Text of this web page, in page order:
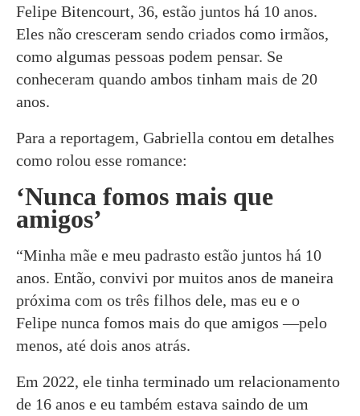
Felipe Bitencourt, 36, estão juntos há 10 anos.
Eles não cresceram sendo criados como irmãos,
como algumas pessoas podem pensar. Se
conheceram quando ambos tinham mais de 20
anos.
Para a reportagem, Gabriella contou em detalhes
como rolou esse romance:
‘Nunca fomos mais que
amigos’
“Minha mãe e meu padrasto estão juntos há 10
anos. Então, convivi por muitos anos de maneira
próxima com os três filhos dele, mas eu e o
Felipe nunca fomos mais do que amigos —pelo
menos, até dois anos atrás.
Em 2022, ele tinha terminado um relacionamento
de 16 anos e eu também estava saindo de um